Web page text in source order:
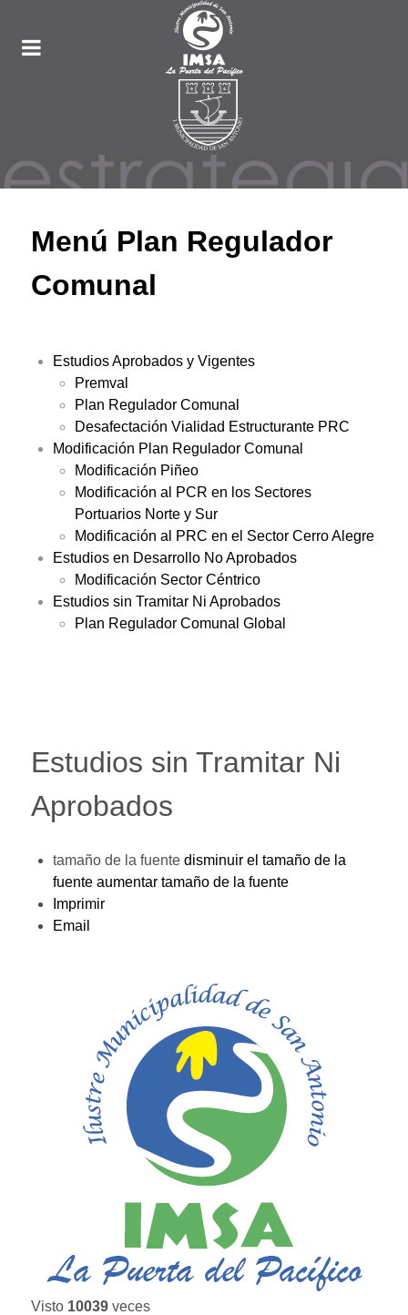
Menú Plan Regulador
Comunal
Estudios Aprobados y Vigentes
Premval
Plan Regulador Comunal
Desafectación Vialidad Estructurante PRC
Modificación Plan Regulador Comunal
Modificación Piñeo
Modificación al PCR en los Sectores
Portuarios Norte y Sur
Modificación al PRC en el Sector Cerro Alegre
Estudios en Desarrollo No Aprobados
Modificación Sector Céntrico
Estudios sin Tramitar Ni Aprobados
Plan Regulador Comunal Global
Estudios sin Tramitar Ni
Aprobados
tamaño de la fuente disminuir el tamaño de la
fuente aumentar tamaño de la fuente
Imprimir
Email
Visto 10039 veces